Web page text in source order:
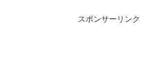
スポンサーリンク